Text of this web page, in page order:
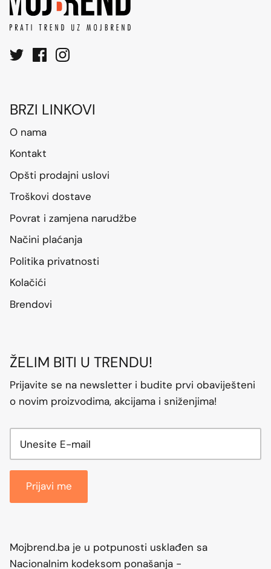
BRZI LINKOVI
O nama
Kontakt
Opšti prodajni uslovi
Troškovi dostave
Povrat i zamjena narudžbe
Načini plaćanja
Politika privatnosti
Kolačići
Brendovi
ŽELIM BITI U TRENDU!
Prijavite se na newsletter i budite prvi obaviješteni
o novim proizvodima, akcijama i sniženjima!
Prijavi me
Mojbrend.ba je u potpunosti usklađen sa
Nacionalnim kodeksom ponašanja -